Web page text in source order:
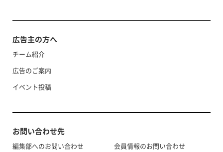
広告主の方へ
チーム紹介
広告のご案内
イベント投稿
お問い合わせ先
編集部へのお問い合わせ
会員情報のお問い合わせ